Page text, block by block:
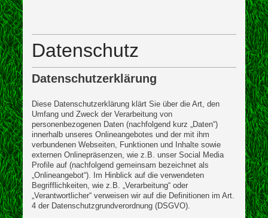
Datenschutz
Datenschutzerklärung
Diese Datenschutzerklärung klärt Sie über die Art, den
Umfang und Zweck der Verarbeitung von
personenbezogenen Daten (nachfolgend kurz „Daten“)
innerhalb unseres Onlineangebotes und der mit ihm
verbundenen Webseiten, Funktionen und Inhalte sowie
externen Onlinepräsenzen, wie z.B. unser Social Media
Profile auf (nachfolgend gemeinsam bezeichnet als
„Onlineangebot“). Im Hinblick auf die verwendeten
Begrifflichkeiten, wie z.B. „Verarbeitung“ oder
„Verantwortlicher“ verweisen wir auf die Definitionen im Art.
4 der Datenschutzgrundverordnung (DSGVO).